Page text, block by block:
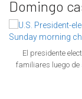
Domingo
El presidente
familiares luego de